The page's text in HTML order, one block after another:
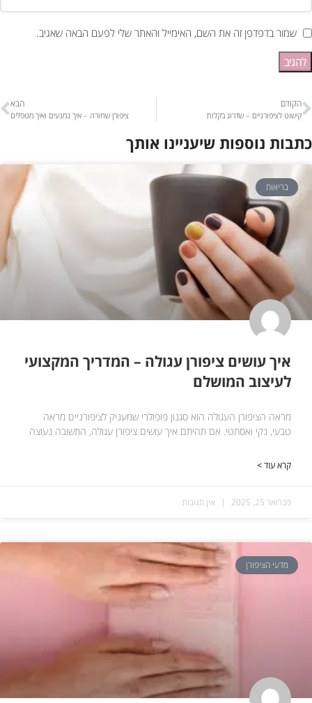
שמור בדפדפן זה את השם, האימייל והאתר שלי לפעם הבאה שאגיב.
הקודם
קישוט לציפורניים – שדרוג בקלות
הבא
ציפורן שחורה – איך נמנעים ואיך מטפלים
כתבות נוספות שיעניינו אותך
בריאות
איך עושים ציפורן עגולה – המדריך המקצועי
לעיצוב המושלם
מראה הציפורן העגולה הוא סגנון פופולרי שמעניק לציפורניים מראה
טבעי, נקי ואסתטי. אם תהיתם איך עושים ציפורן עגולה, התשובה נעוצה
קרא עוד >
פברואר 25, 2025 אין תגובות
מדעי הציפורן